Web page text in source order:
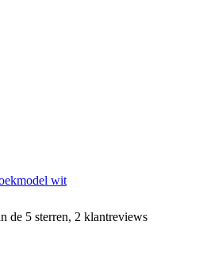
wit
de 5 sterren, 2 klantreviews